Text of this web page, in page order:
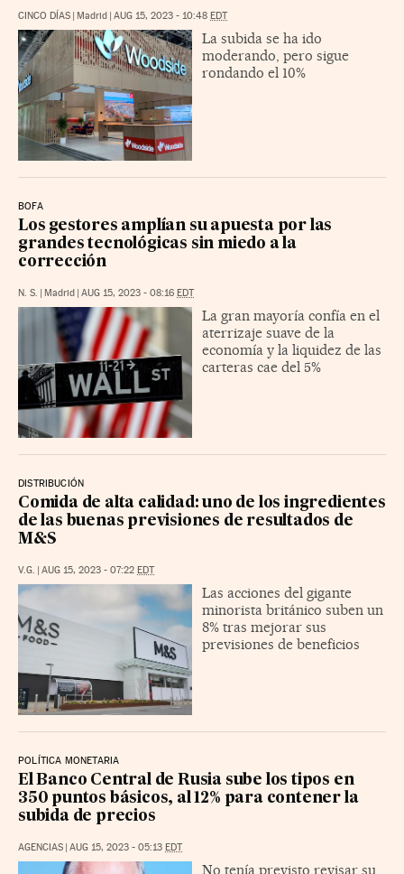
CINCO DÍAS | Madrid | AUG 15, 2023 - 10:48 EDT
La subida se ha ido
moderando, pero sigue
rondando el 10%
BOFA
Los gestores amplían su apuesta por las
grandes tecnológicas sin miedo a la
corrección
N. S. | Madrid | AUG 15, 2023 - 08:16 EDT
La gran mayoría confía en el
aterrizaje suave de la
economía y la liquidez de las
carteras cae del 5%
DISTRIBUCIÓN
Comida de alta calidad: uno de los ingredientes
de las buenas previsiones de resultados de
M&S
V.G. | AUG 15, 2023 - 07:22 EDT
Las acciones del gigante
minorista británico suben un
8% tras mejorar sus
previsiones de beneficios
POLÍTICA MONETARIA
El Banco Central de Rusia sube los tipos en
350 puntos básicos, al 12% para contener la
subida de precios
AGENCIAS | AUG 15, 2023 - 05:13 EDT
No tenía previsto revisar su